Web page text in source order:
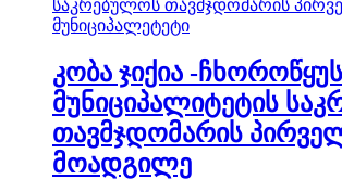
მუნიციპალეტეტი
კობა ჯიქია -ჩხოროწყუს
მუნიციპალიტეტის
თავმჯდომარის
მოადგილე